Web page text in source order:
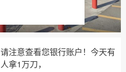
请注意查看您银行账户！今天有
人拿1万刀，